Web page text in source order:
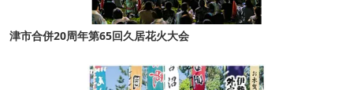
津市合併20周年第65回久居花火大会